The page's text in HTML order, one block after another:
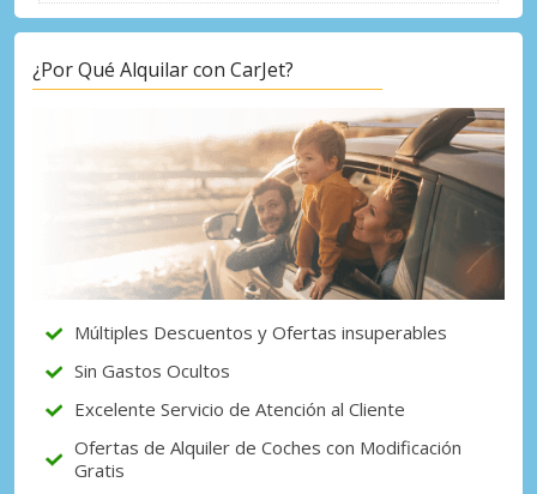
Descuentos especiales
Accede a ofertas exclusivas de nuestros
proveedores.
Iniciar sesión con eLink
¿Por Qué Alquilar con CarJet?
Múltiples Descuentos y Ofertas insuperables
Sin Gastos Ocultos
Excelente Servicio de Atención al Cliente
Ofertas de Alquiler de Coches con Modificación
Gratis